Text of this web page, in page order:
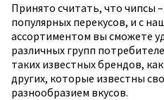
Принято считать, что чипсы
популярных перекусов, и с
ассортиментом вы сможете
различных групп
таких известных брендов,
других, которые известны
разнообразием вкусов.